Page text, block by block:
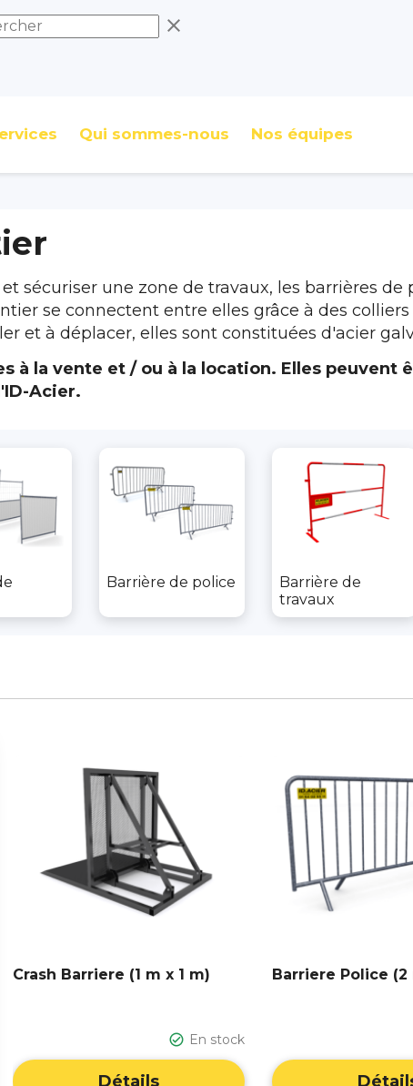
clear
Qui sommes-nous Nos équipes
sécuriser une zone de travaux, les barrières
se connectent entre elles grâce à des
et à déplacer, elles sont constituées d'acier
à la vente et / ou à la location. Elles
Acier.
Barrière de police
Barrière de
travaux
Crash Barriere (1 m x 1 m)
 En stock
Détails
Barriere Police (2